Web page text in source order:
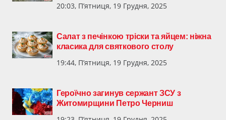
20:03, П’ятниця, 19 Грудня, 2025
Салат з печінкою тріски та яйцем: ніжна
класика для святкового столу
19:44, П’ятниця, 19 Грудня, 2025
Героїчно загинув сержант ЗСУ з
Житомирщини Петро Черниш